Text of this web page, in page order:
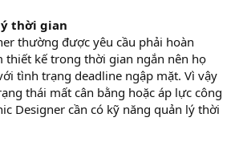
thời gian
thường được yêu cầu phải hoàn
thiết kế trong thời gian ngắn nên họ
tình trạng deadline ngập mặt. Vì vậy
thái mất cân bằng hoặc áp lực công
Designer cần có kỹ năng quản lý thời